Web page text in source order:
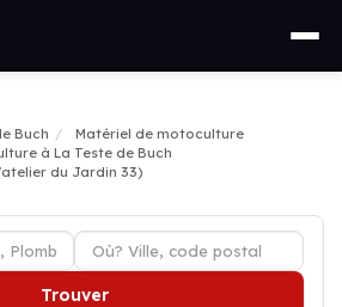
Buch
Matériel de motoculture
à La Teste de Buch
du Jardin 33)
Trouver